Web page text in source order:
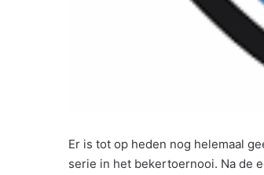
Er is tot op heden nog helemaal
serie in het bekertoernooi. Na de